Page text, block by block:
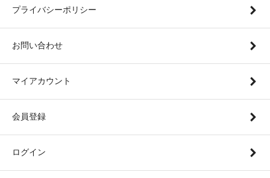
プライバシーポリシー
お問い合わせ
マイアカウント
会員登録
ログイン